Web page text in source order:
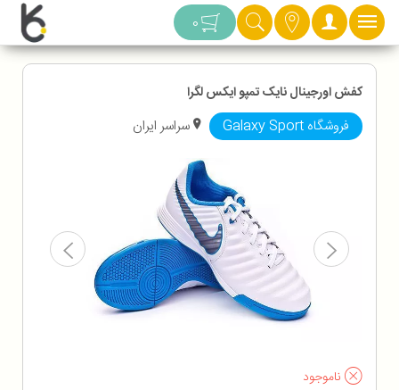
دسته بندی 0
کفش اورجینال نایک تمپو ایکس لگرا
فروشگاه Galaxy Sport سراسر ایران
ناموجود